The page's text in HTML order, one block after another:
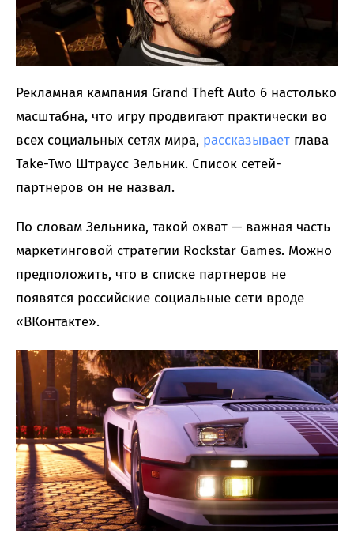
Рекламная кампания Grand Theft Auto 6 настолько
масштабна, что игру продвигают практически во
всех социальных сетях мира, рассказывает глава
Take-Two Штраусс Зельник. Список сетей-
партнеров он не назвал.
По словам Зельника, такой охват — важная часть
маркетинговой стратегии Rockstar Games. Можно
предположить, что в списке партнеров не
появятся российские социальные сети вроде
«ВКонтакте».